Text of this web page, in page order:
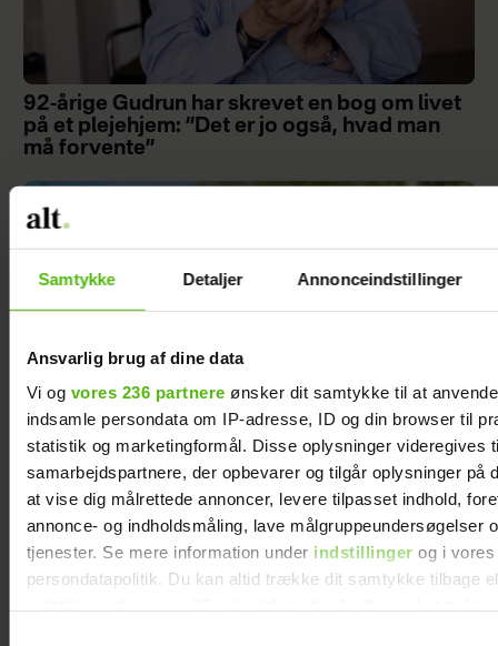
Samtykke Detaljer Annonceindstillinger
Ansvarlig brug af dine data
Vi og vores 236 partnere ønsker dit samtykke til at
indsamle persondata om IP-adresse, ID og din browser til
statistik og marketingformål. Disse oplysninger videregives
samarbejdspartnere, der opbevarer og tilgår oplysninger på
at vise dig målrettede annoncer, levere tilpasset indhold,
annonce- og indholdsmåling, lave målgruppeundersøgelser
tjenester. Se mere information under indstillinger og i vores
persondatapolitik. Du kan altid trække dit samtykke tilbage
92-årige Gudrun har skrevet en bog om livet
på et plejehjem: ”Det er jo også, hvad man
må forvente”
Marie-Louise var single og drømte om et barn
- så ændrede hun sin måde at date på